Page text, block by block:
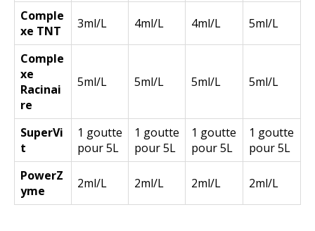
Comple
xe TNT
3ml/L 4ml/L 4ml/L 5ml/L
Comple
xe
Racinai
re
5ml/L 5ml/L 5ml/L 5ml/L
SuperVi
t
1 goutte
pour 5L
1 goutte
pour 5L
1 goutte
pour 5L
1 goutte
pour 5L
PowerZ
yme
2ml/L 2ml/L 2ml/L 2ml/L